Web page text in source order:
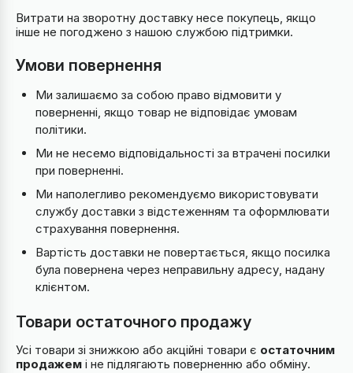
Витрати на зворотну доставку несе покупець, якщо
інше не погоджено з нашою службою підтримки.
Умови повернення
Ми залишаємо за собою право відмовити у
поверненні, якщо товар не відповідає умовам
політики.
Ми не несемо відповідальності за втрачені посилки
при поверненні.
Ми наполегливо рекомендуємо використовувати
службу доставки з відстеженням та оформлювати
страхування повернення.
Вартість доставки не повертається, якщо посилка
була повернена через неправильну адресу, надану
клієнтом.
Товари остаточного продажу
Усі товари зі знижкою або акційні товари є остаточним
продажем і не підлягають поверненню або обміну.